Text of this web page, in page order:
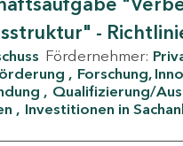
-
Fördernehmer:
Forschung,
Qualifizierung/
Investitionen in